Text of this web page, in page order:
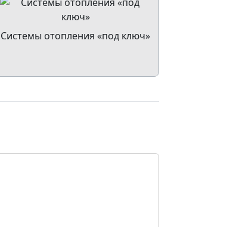
Системы отопления «под ключ»